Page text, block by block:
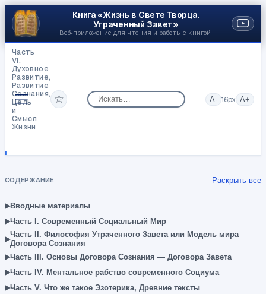
Книга «Жизнь в Свете Творца.
Утраченный Завет»
Веб‑приложение для чтения и работы с книгой.
Часть
VI.
Духовное
Развитие,
Развитие
Сознания,
Цель
и
Смысл
Жизни
Веры
☆ A- 16px A+
СОДЕРЖАНИЕ Раскрыть все
▸Вводные материалы
▸Часть I. Современный Социальный Мир
▸Часть II. Философия Утраченного Завета или Модель мира
Договора Сознания
▸Часть III. Основы Договора Сознания — Договора Завета
▸Часть IV. Ментальное рабство современного Социума
▸Часть V. Что же такое Эзотерика, Древние тексты